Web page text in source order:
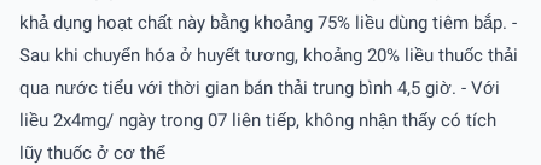
khả dụng hoạt chất này bằng khoảng 75% liều dùng tiêm bắp. -
Sau khi chuyển hóa ở huyết tương, khoảng 20% liều thuốc thải
qua nước tiểu với thời gian bán thải trung bình 4,5 giờ. - Với
liều 2x4mg/ ngày trong 07 liên tiếp, không nhận thấy có tích
lũy thuốc ở cơ thể